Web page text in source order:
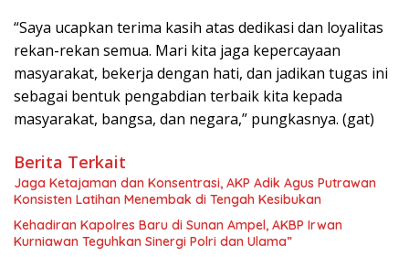
“Saya ucapkan terima kasih atas dedikasi dan loyalitas
rekan-rekan semua. Mari kita jaga kepercayaan
masyarakat, bekerja dengan hati, dan jadikan tugas ini
sebagai bentuk pengabdian terbaik kita kepada
masyarakat, bangsa, dan negara,” pungkasnya. (gat)
Berita Terkait
Jaga Ketajaman dan Konsentrasi, AKP Adik Agus Putrawan
Konsisten Latihan Menembak di Tengah Kesibukan
Kehadiran Kapolres Baru di Sunan Ampel, AKBP Irwan
Kurniawan Teguhkan Sinergi Polri dan Ulama”